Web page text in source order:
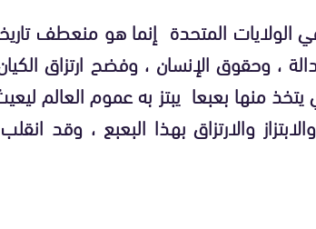
الولايات المتحدة إنما هو منعطف
، وحقوق الإنسان ، وفضح ارتزاق
يتخذ منها بعبعا يبتز به عموم العالم
والارتزاق بهذا البعبع ، وقد